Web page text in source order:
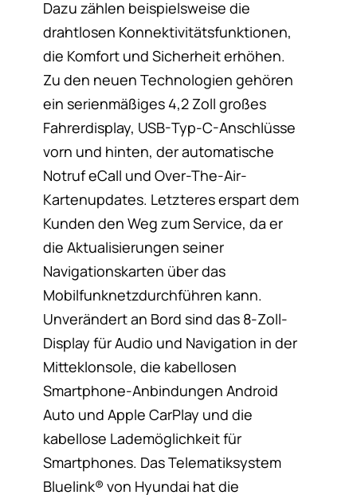
Dazu zählen beispielsweise die
drahtlosen Konnektivitätsfunktionen,
die Komfort und Sicherheit erhöhen.
Zu den neuen Technologien gehören
ein serienmäßiges 4,2 Zoll großes
Fahrerdisplay, USB-Typ-C-Anschlüsse
vorn und hinten, der automatische
Notruf eCall und Over-The-Air-
Kartenupdates. Letzteres erspart dem
Kunden den Weg zum Service, da er
die Aktualisierungen seiner
Navigationskarten über das
Mobilfunknetzdurchführen kann.
Unverändert an Bord sind das 8-Zoll-
Display für Audio und Navigation in der
Mitteklonsole, die kabellosen
Smartphone-Anbindungen Android
Auto und Apple CarPlay und die
kabellose Lademöglichkeit für
Smartphones. Das Telematiksystem
Bluelink® von Hyundai hat die